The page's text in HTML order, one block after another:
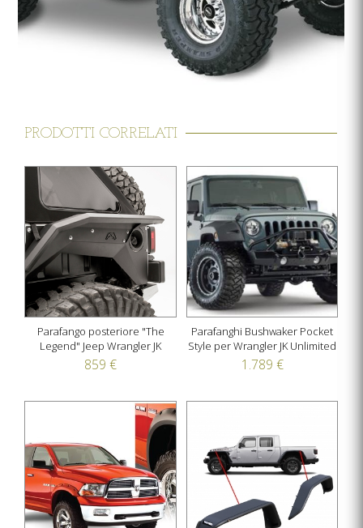
PRODOTTI CORRELATI
Parafango posteriore "The
Legend" Jeep Wrangler JK
859 €
Parafanghi Bushwaker Pocket
Style per Wrangler JK Unlimited
1.789 €